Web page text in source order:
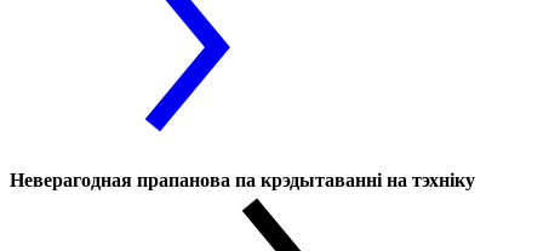
Неверагодная прапанова па крэдытаванні на тэхніку